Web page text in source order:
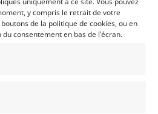
y compris le retrait de votre
de la politique de cookies, ou en
consentement en bas de l’écran.